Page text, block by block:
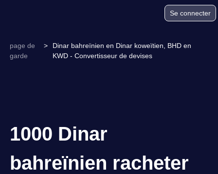
Se connecter
page de
garde
>
Dinar bahreïnien en Dinar koweïtien, BHD en
KWD - Convertisseur de devises
1000 Dinar
bahreïnien racheter